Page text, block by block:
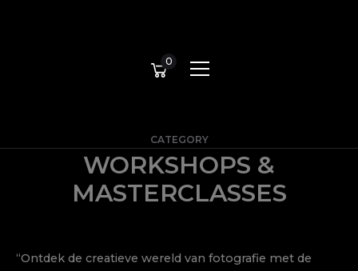
0
CATEGORY
WORKSHOPS &
MASTERCLASSES
“Ontdek de creatieve wereld van fotografie met de